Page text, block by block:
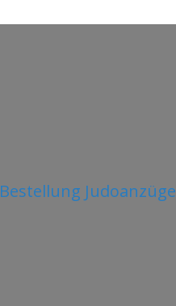
Bestellung Judoanzüge